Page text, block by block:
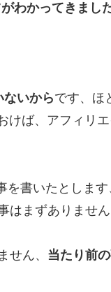
わかってきました
いからです、ほ
けば、アフィリ
を書いたとしま
まずありません
せん、 当たり前